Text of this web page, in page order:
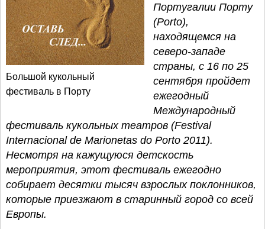
Большой кукольный
фестиваль в Порту
Португалии Порту
(Porto),
находящемся на
северо-западе
страны, с 16 по 25
сентября пройдет
ежегодный
Международный
фестиваль кукольных театров (Festival
Internacional de Marionetas do Porto 2011).
Несмотря на кажущуюся детскость
мероприятия, этот фестиваль ежегодно
собирает десятки тысяч взрослых поклонников,
которые приезжают в старинный город со всей
Европы.